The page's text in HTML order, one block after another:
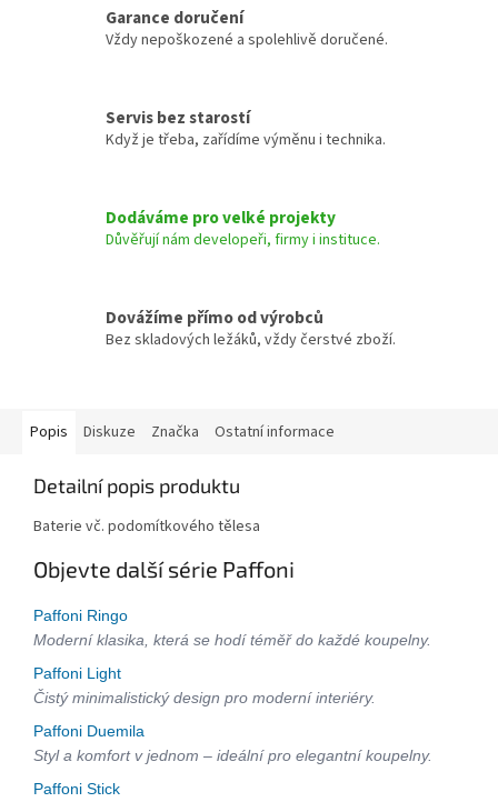
Garance doručení
Vždy nepoškozené a spolehlivě doručené.
Servis bez starostí
Když je třeba, zařídíme výměnu i technika.
Dodáváme pro velké projekty
Důvěřují nám developeři, firmy i instituce.
Dovážíme přímo od výrobců
Bez skladových ležáků, vždy čerstvé zboží.
Popis Diskuze Značka Ostatní informace
Detailní popis produktu
Baterie vč. podomítkového tělesa
Objevte další série Paffoni
Paffoni Ringo
Moderní klasika, která se hodí téměř do každé koupelny.
Paffoni Light
Čistý minimalistický design pro moderní interiéry.
Paffoni Duemila
Styl a komfort v jednom – ideální pro elegantní koupelny.
Paffoni Stick